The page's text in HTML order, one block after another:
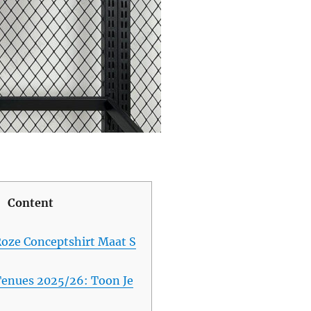
Content
Conceptshirt Maat S
2025/26: Toon Je